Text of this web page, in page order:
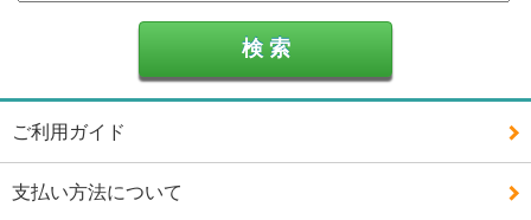
ご利用ガイド
支払い方法について